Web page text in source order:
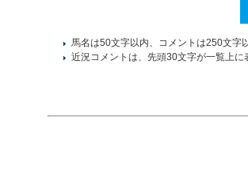
馬名は50文字以内、コメントは250文字
近況コメントは、先頭30文字が一覧上に